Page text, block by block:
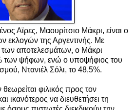
Αϊρες, Μαουρίτσιο Μάκρι, είναι ο
εκλογών της Αργεντινής. Με
των αποτελεσμάτων, ο Μάκρι
των ψήφων, ενώ ο υποψήφιος του
Ντανιέλ Σόλι, το 48,5%.
φιλικός προς τον
ικανότερος να διευθετήσει τη